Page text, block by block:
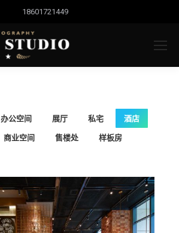
18601721449
办公空间 展厅 私宅 酒店
商业空间 售楼处 样板房